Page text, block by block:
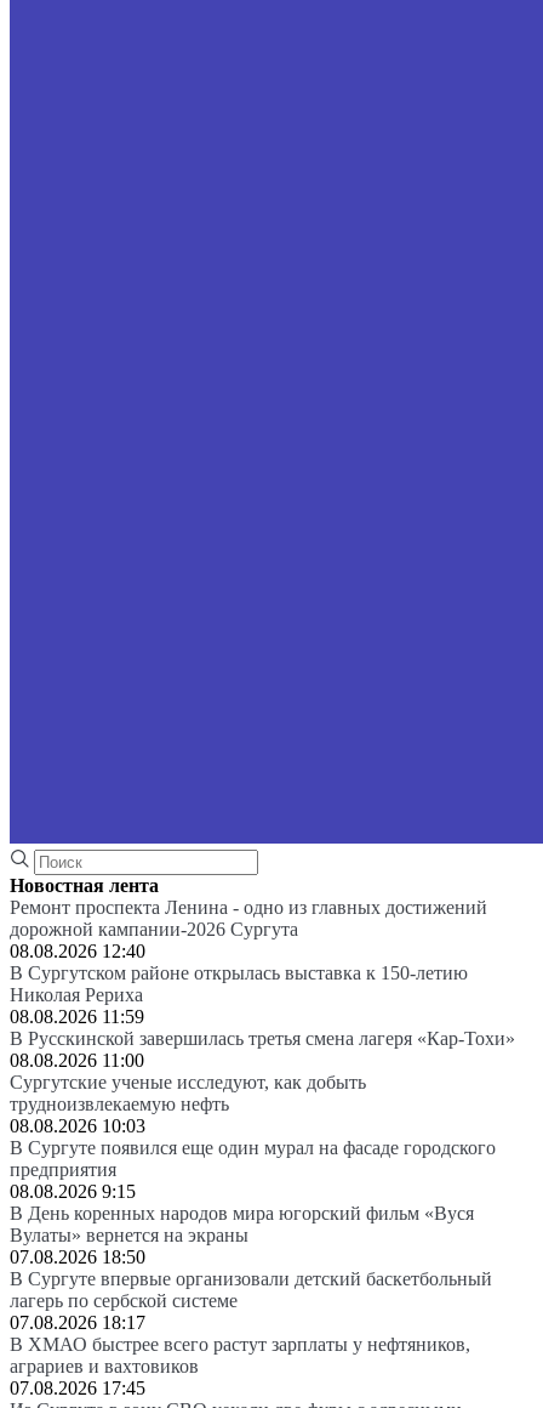
Новостная лента
Ремонт проспекта Ленина - одно из главных достижений
дорожной кампании-2026 Сургута
08.08.2026 12:40
В Сургутском районе открылась выставка к 150-летию
Николая Рериха
08.08.2026 11:59
В Русскинской завершилась третья смена лагеря «Кар-Тохи»
08.08.2026 11:00
Сургутские ученые исследуют, как добыть
трудноизвлекаемую нефть
08.08.2026 10:03
В Сургуте появился еще один мурал на фасаде городского
предприятия
08.08.2026 9:15
В День коренных народов мира югорский фильм «Вуся
Вулаты» вернется на экраны
07.08.2026 18:50
В Сургуте впервые организовали детский баскетбольный
лагерь по сербской системе
07.08.2026 18:17
В ХМАО быстрее всего растут зарплаты у нефтяников,
аграриев и вахтовиков
07.08.2026 17:45